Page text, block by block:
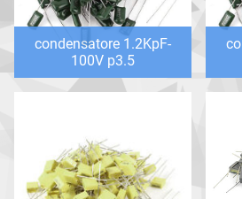
condensatore 1.2KpF-
100V p3.5